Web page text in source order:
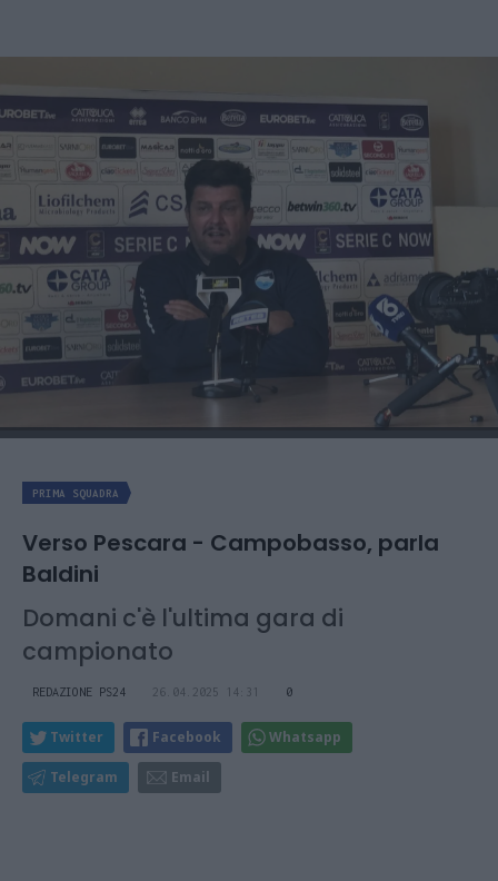
PRIMA SQUADRA
Verso Pescara - Campobasso, parla
Baldini
Domani c'è l'ultima gara di
campionato
REDAZIONE PS24 26.04.2025 14:31 0
Twitter Facebook Whatsapp
Telegram Email